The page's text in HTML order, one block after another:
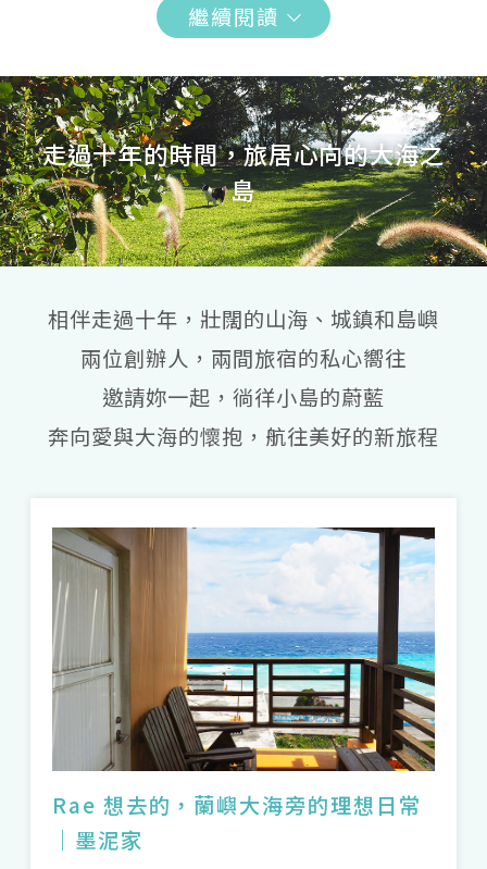
繼續閱讀
「穿過神隱少女的山洞，開啟新人生」——
Minchelle，共同創辦人，大的小的都要
弄，但主要負責所有與美和細節有關的事
物。
Q1：第一次採訪是什麼時候？當時的感
覺？
A1：第一次採訪是去九份，那也是我第一次
去九份過夜，和我印象中的九份很不一樣，
走到老街外發現這才是九份原來的樣子。九
份的山和海很美，遠方的漁火很魔幻，也是
第一次聽到某個隧道是神隱少女過山洞的取
走過十年的時間，旅居心向的大海之
島
相伴走過十年，壯闊的山海、城鎮和島嶼
兩位創辦人，兩間旅宿的私心嚮往
邀請妳一起，徜徉小島的蔚藍
奔向愛與大海的懷抱，航往美好的新旅程
Rae 想去的，蘭嶼大海旁的理想日常
｜墨泥家